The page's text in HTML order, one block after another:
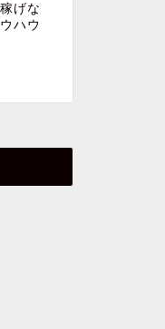
げな
ハウ